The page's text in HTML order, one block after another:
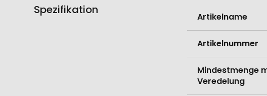
Spezifikation
Informationen
Artikelname
Artikelnummer
Mindestmenge
Veredelung